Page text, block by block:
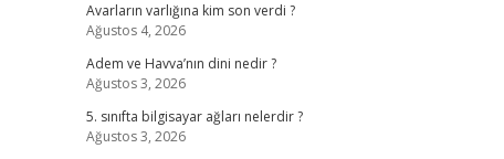
Avarların varlığına kim son verdi ?
Ağustos 4, 2026
Adem ve Havva’nın dini nedir ?
Ağustos 3, 2026
5. sınıfta bilgisayar ağları nelerdir ?
Ağustos 3, 2026